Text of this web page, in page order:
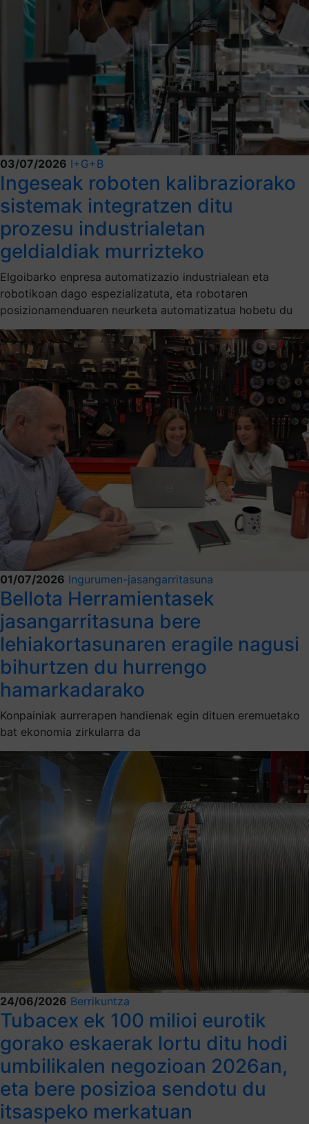
03/07/2026 I+G+B
Ingeseak roboten kalibraziorako
sistemak integratzen ditu
prozesu industrialetan
geldialdiak murrizteko
Elgoibarko enpresa automatizazio industrialean eta
robotikoan dago espezializatuta, eta robotaren
posizionamenduaren neurketa automatizatua hobetu du
01/07/2026 Ingurumen-jasangarritasuna
Bellota Herramientasek
jasangarritasuna bere
lehiakortasunaren eragile nagusi
bihurtzen du hurrengo
hamarkadarako
Konpainiak aurrerapen handienak egin dituen eremuetako
bat ekonomia zirkularra da
24/06/2026 Berrikuntza
Tubacex ek 100 milioi eurotik
gorako eskaerak lortu ditu hodi
umbilikalen negozioan 2026an,
eta bere posizioa sendotu du
itsaspeko merkatuan